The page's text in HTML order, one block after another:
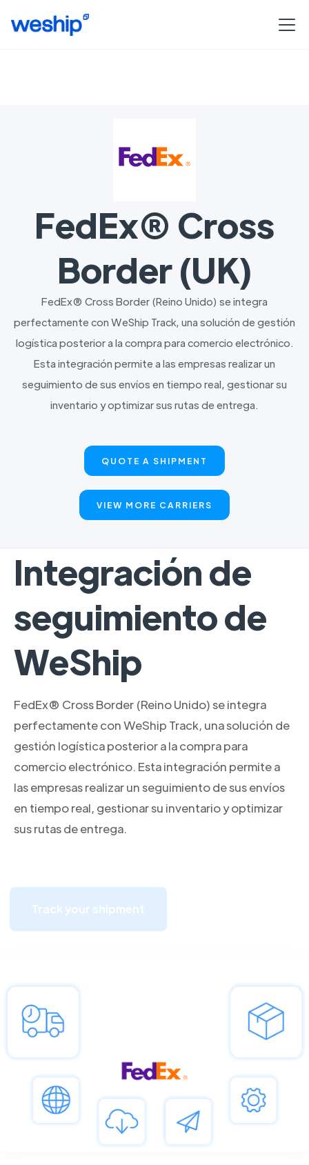
FedEx® Cross
Border (UK)
FedEx® Cross Border (Reino Unido) se integra
perfectamente con WeShip Track, una solución de gestión
logística posterior a la compra para comercio electrónico.
Esta integración permite a las empresas realizar un
seguimiento de sus envíos en tiempo real, gestionar su
inventario y optimizar sus rutas de entrega.
QUOTE A SHIPMENT
VIEW MORE CARRIERS
Integración de
seguimiento de
WeShip
FedEx® Cross Border (Reino Unido) se integra
perfectamente con WeShip Track, una solución de
gestión logística posterior a la compra para
comercio electrónico. Esta integración permite a
las empresas realizar un seguimiento de sus envíos
en tiempo real, gestionar su inventario y optimizar
sus rutas de entrega.
Track your shipment